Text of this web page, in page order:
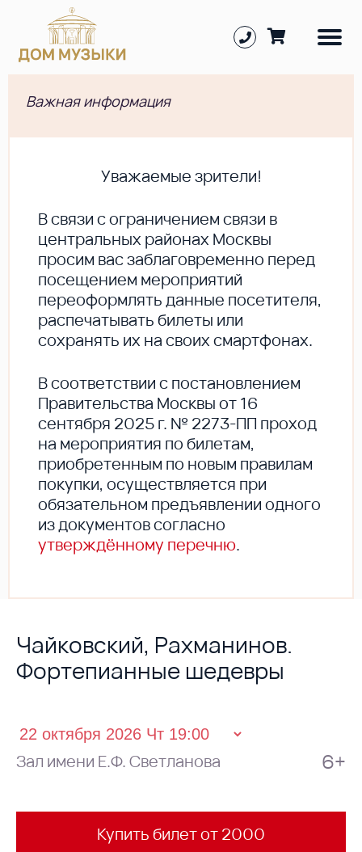
Важная информация
Уважаемые зрители!
В cвязи с ограничением связи в
центральных районах Москвы
просим вас заблаговременно перед
посещением мероприятий
переоформлять данные посетителя,
распечатывать билеты или
сохранять их на своих смартфонах.
В соответствии с постановлением
Правительства Москвы от 16
сентября 2025 г. № 2273-ПП проход
на мероприятия по билетам,
приобретенным по новым правилам
покупки, осуществляется при
обязательном предъявлении одного
из документов согласно
утверждённому перечню.
Чайковский, Рахманинов.
Фортепианные шедевры
Зал имени Е.Ф. Светланова 6+
Купить билет от 2000